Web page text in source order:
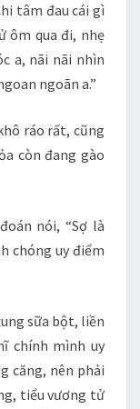
tâm đau cái gì
ôm qua đi, nhẹ
a, nãi nãi nhìn
ngoãn a.”
ráo rất, cũng
còn đang gào
nói, “Sợ là
chóng uy điểm
sữa bột, liền
chính mình uy
căng, nên phải
tiểu vương tử